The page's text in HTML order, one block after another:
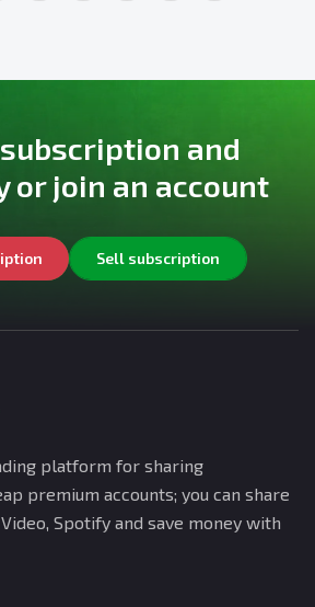
and
or join an account
Sell subscription
platform for sharing
premium accounts; you can share
Spotify and save money with